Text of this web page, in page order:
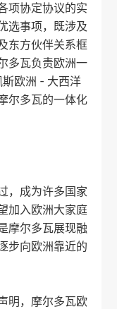
项协定协议的实
选事项，既涉及
东方伙伴关系框
多瓦负责欧洲一
欧洲 - 大西洋
尔多瓦的一体化
，成为许多国家
加入欧洲大家庭
摩尔多瓦展现融
步向欧洲靠近的
明，摩尔多瓦欧